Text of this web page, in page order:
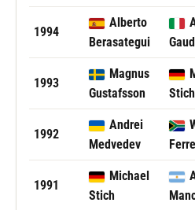
1994
Alberto
Berasategui
1993
Magnus
Gustafsson
Stich
1992
Andrei
Medvedev
1991
Michael
Stich